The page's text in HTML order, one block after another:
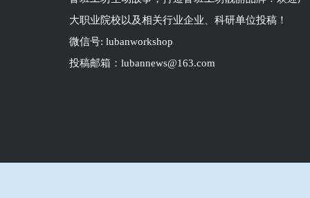
大职业院校以及相关行业企业、科研单位投稿！
微信号: lubanworkshop
投稿邮箱：lubannews@163.com